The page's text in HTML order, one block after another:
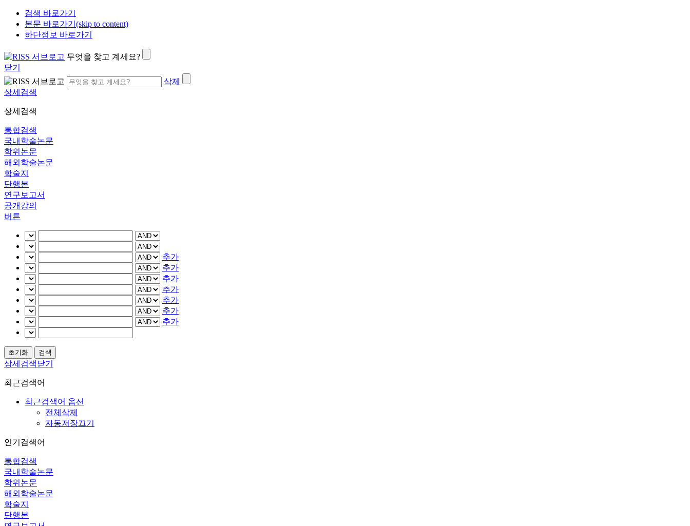
검색 바로가기
본문 바로가기(skip to content)
하단정보 바로가기
무엇을 찾고 계세요?
닫기
삭제
상세검색
상세검색
통합검색
국내학술논문
학위논문
해외학술논문
학술지
단행본
연구보고서
공개강의
버튼
추가
추가
추가
추가
추가
추가
추가
상세검색닫기
최근검색어
최근검색어 옵션
전체삭제
자동저장끄기
인기검색어
통합검색
국내학술논문
학위논문
해외학술논문
학술지
단행본